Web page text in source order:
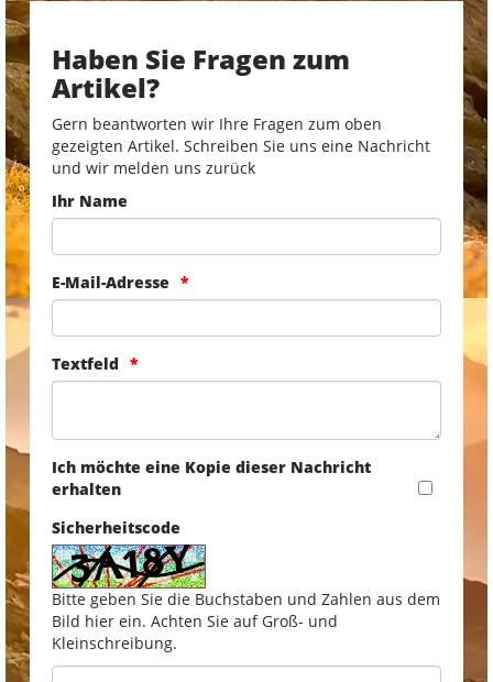
Haben Sie Fragen zum
Artikel?
Gern beantworten wir Ihre Fragen zum oben
gezeigten Artikel. Schreiben Sie uns eine Nachricht
und wir melden uns zurück
Ihr Name
E-Mail-Adresse
Textfeld
Ich möchte eine Kopie dieser Nachricht
erhalten
Sicherheitscode
Bitte geben Sie die Buchstaben und Zahlen aus dem
Bild hier ein. Achten Sie auf Groß- und
Kleinschreibung.